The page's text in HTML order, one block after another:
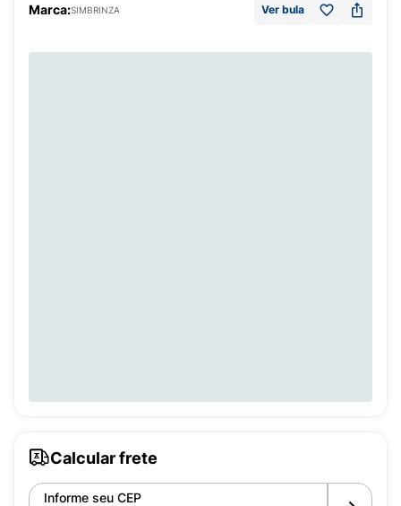
Marca:SIMBRINZA Ver bula
Calcular frete
Informe seu CEP